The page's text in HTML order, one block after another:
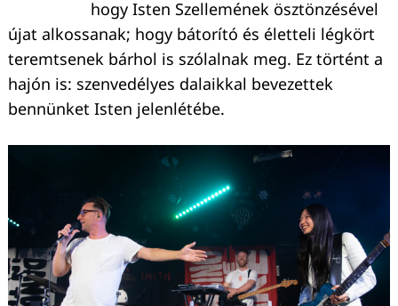
hogy Isten Szellemének ösztönzésével
újat alkossanak; hogy bátorító és életteli légkört
teremtsenek bárhol is szólalnak meg. Ez történt a
hajón is: szenvedélyes dalaikkal bevezettek
bennünket Isten jelenlétébe.